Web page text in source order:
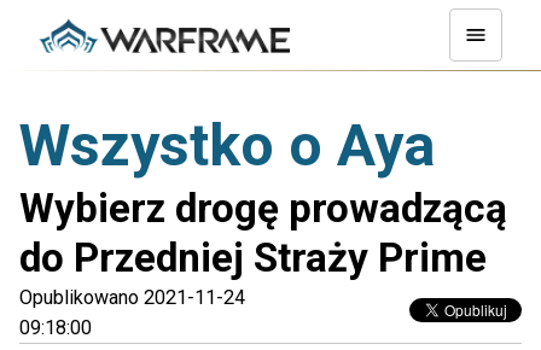
Wszystko o Aya
Wybierz drogę prowadzącą
do Przedniej Straży Prime
Opublikowano 2021-11-24
09:18:00